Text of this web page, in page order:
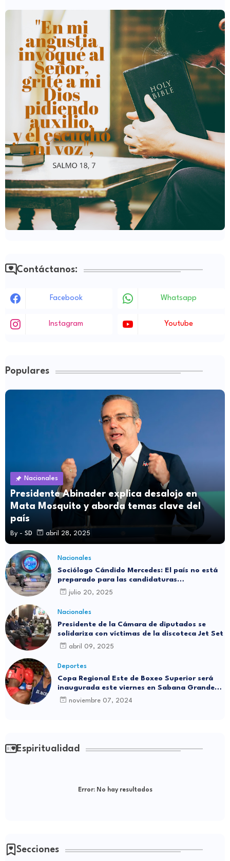
Contáctanos:
Facebook Whatsapp
Instagram Youtube
Populares
Nacionales
Presidente Abinader explica desalojo en
Mata Mosquito y aborda temas clave del
país
By - SD abril 28, 2025
Nacionales
Sociólogo Cándido Mercedes: El país no está
preparado para las candidaturas
independientes
julio 20, 2025
Nacionales
Presidente de la Cámara de diputados se
solidariza con víctimas de la discoteca Jet Set
abril 09, 2025
Deportes
Copa Regional Este de Boxeo Superior será
inaugurada este viernes en Sabana Grande
de Boyá
noviembre 07, 2024
Espiritualidad
Error:No hay resultados
Secciones